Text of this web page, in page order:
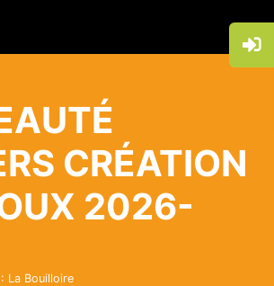
CRÉATION
2026-
La Bouilloire